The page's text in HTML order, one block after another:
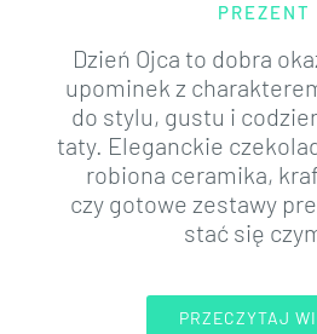
PREZENT
Dzień Ojca to dobra
upominek z
do stylu, gustu i
taty. Eleganckie
robiona ceramika,
czy gotowe zestawy
stać się
PRZECZYTAJ